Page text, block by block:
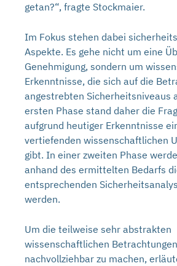
getan?“, fragte Stockmaier.
Im Fokus stehen dabei
Aspekte. Es gehe nicht um eine
Genehmigung, sondern um
Erkenntnisse, die sich auf die
angestrebten Sicherheitsniveaus
ersten Phase stand daher die
aufgrund heutiger Erkenntnisse
vertiefenden wissenschaftlichen
gibt. In einer zweiten Phase
anhand des ermittelten Bedarfs
entsprechenden
werden.
Um die teilweise sehr abstrakten
wissenschaftlichen
nachvollziehbar zu machen,